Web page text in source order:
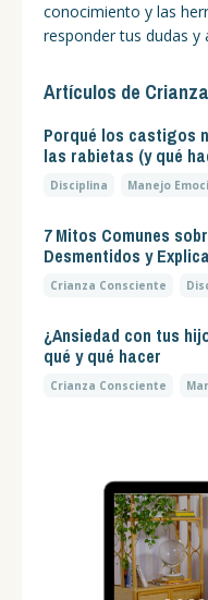
conocimiento y las
responder tus dudas
Artículos de
Porqué los castigos
las rabietas (y qué
Disciplina Manejo
7 Mitos Comunes
Desmentidos y
Crianza Consciente
¿Ansiedad con tus
qué y qué hacer
Crianza Consciente